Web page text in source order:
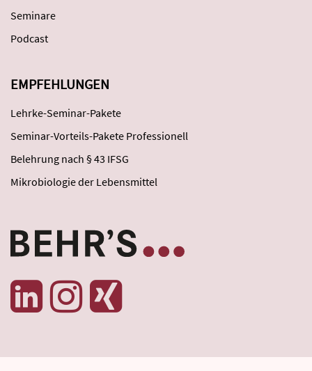
Seminare
Podcast
EMPFEHLUNGEN
Lehrke-Seminar-Pakete
Seminar-Vorteils-Pakete Professionell
Belehrung nach § 43 IFSG
Mikrobiologie der Lebensmittel